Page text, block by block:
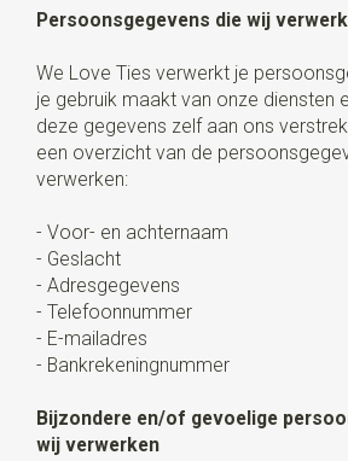
Persoonsgegevens die wij
We Love Ties verwerkt je
je gebruik maakt van onze diensten
deze gegevens zelf aan ons
een overzicht van de
verwerken:
- Voor- en achternaam
- Geslacht
- Adresgegevens
- Telefoonnummer
- E-mailadres
- Bankrekeningnummer
Bijzondere en/of gevoelige
wij verwerken